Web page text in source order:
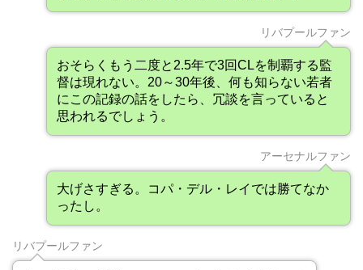
リバプールファン
おそらくもう二度と2.5年で3回CLを制覇する監
督は現れない。20～30年後、何も知らない若者
にこの記録の話をしたら、冗談を言っていると
思われるでしょう。
アーセナルファン
大げさすぎる。コパ・デル・レイでは勝てなか
ったし。
リバプールファン